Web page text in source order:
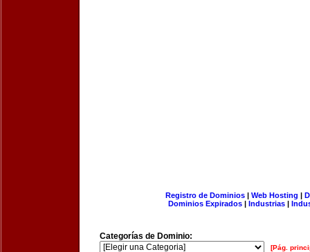
Registro de Dominios| Web Hosting |
Dominios Expirados | Industrias |
Categorías de Dominio:
[Pág.